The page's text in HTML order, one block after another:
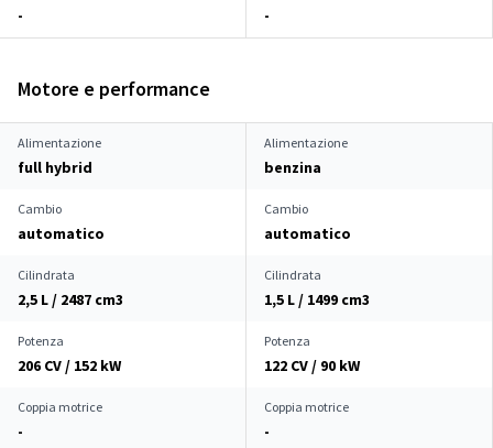
- -
Motore e performance
Alimentazione
full hybrid
Alimentazione
benzina
Cambio
automatico
Cambio
automatico
Cilindrata
2,5 L / 2487 cm3
Cilindrata
1,5 L / 1499 cm3
Potenza
206 CV / 152 kW
Potenza
122 CV / 90 kW
Coppia motrice
-
Coppia motrice
-